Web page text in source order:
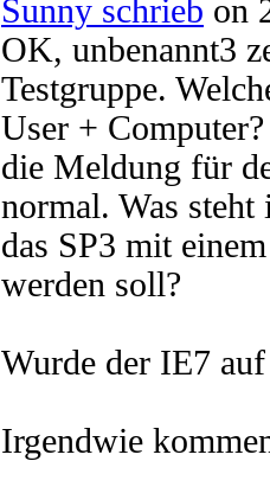
Sunny schrieb on
OK, unbenannt3
Testgruppe.
User +
die Meldung für
normal. Was
das SP3 mit
werden soll?
Wurde der IE7
Irgendwie